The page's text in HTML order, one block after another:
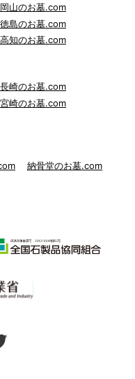
岡山のお墓.com
徳島のお墓.com
高知のお墓.com
長崎のお墓.com
宮崎のお墓.com
納骨堂のお墓.com